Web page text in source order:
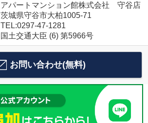
アパートマンション館株式会社 守谷店
茨城県守谷市大柏1005-71
TEL:0297-47-1281
国土交通大臣 (6) 第5966号
お問い合わせ(無料)